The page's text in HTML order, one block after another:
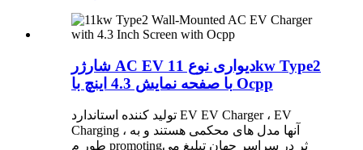
شارژر AC EV دیواری نوع 11kw Type2
با صفحه نمایش 4.3 اینچ با Ocpp
تولید کننده استاندارد EV EV Charger ، EV
Charging ، آنها مدل های محکمی هستند و به
طور م promotingثر در سراسر جهان تبلیغ می